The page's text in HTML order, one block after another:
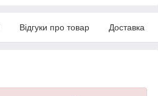
Відгуки про товар Доставка